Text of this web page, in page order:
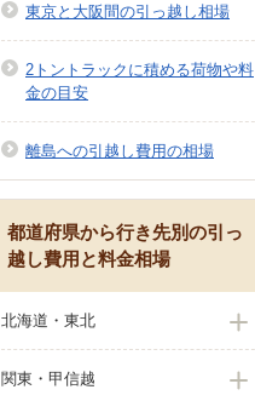
東京と大阪間の引っ越し相場
2トントラックに積める荷物や料
金の目安
離島への引越し費用の相場
都道府県から行き先別の引っ
越し費用と料金相場
北海道・東北
関東・甲信越